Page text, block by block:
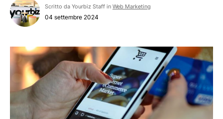
Scritto da Yourbiz Staff in Web Marketing
04 settembre 2024